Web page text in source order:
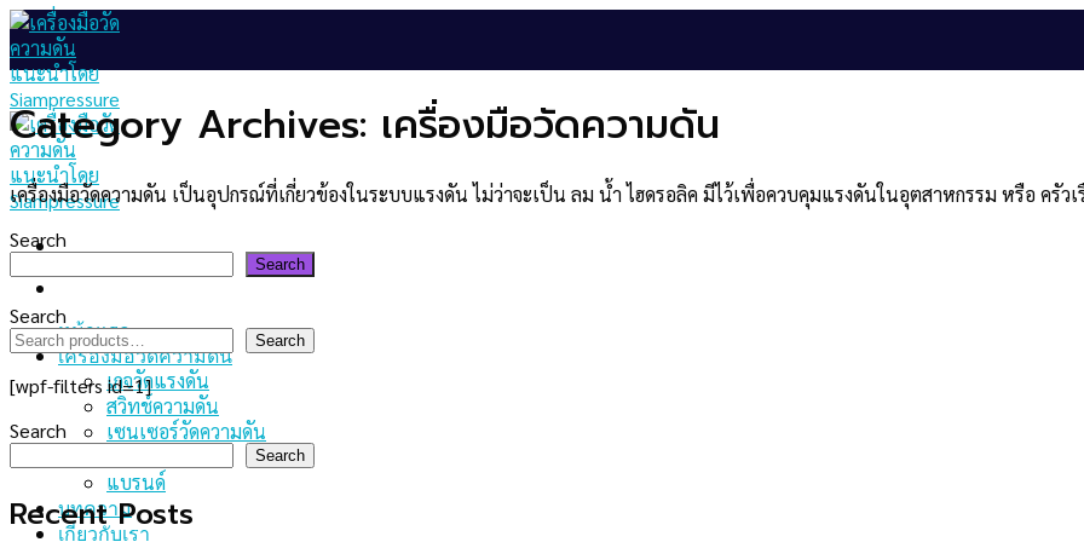
Skip
to
content
หน้าแรก
เครื่องมือวัดความดัน
เกจวัดแรงดัน
สวิทช์ความดัน
เซนเซอร์วัดความดัน
แบรนด์
บทความ
เกี่ยวกับเรา
Category Archives: เครื่องมือวัดความดัน
เครื่องมือวัดความดัน เป็นอุปกรณ์ที่เกี่ยวข้องในระบบแรงดัน ไม่ว่าจะเป็น ลม น้ำ ไฮดรอลิค มีไว้เพื่อควบคุมแรงดันในอุตสาหกรรม หรือ ครัว
Search
Search
Search
Search
[wpf-filters id=1]
Search
Search
Recent Posts